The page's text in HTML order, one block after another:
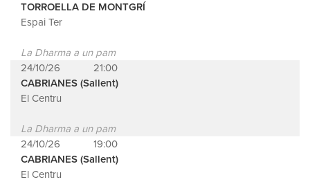
TORROELLA DE MONTGRÍ
Espai Ter
La Dharma a un pam
24/10/26
21:00
CABRIANES (Sallent)
El Centru
La Dharma a un pam
24/10/26
19:00
CABRIANES (Sallent)
El Centru